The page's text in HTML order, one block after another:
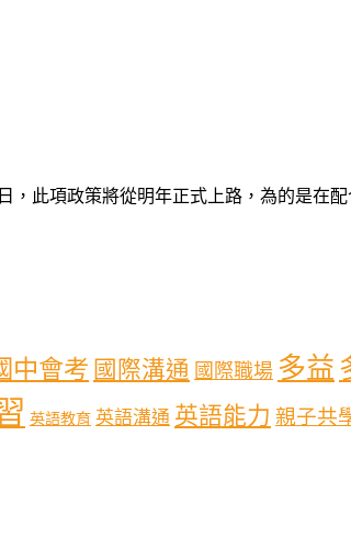
此項政策將從明年正式上路，為的是在配
中會考 國際溝通 國際職場 多益
英語教育 英語溝通 英語能力 親子共